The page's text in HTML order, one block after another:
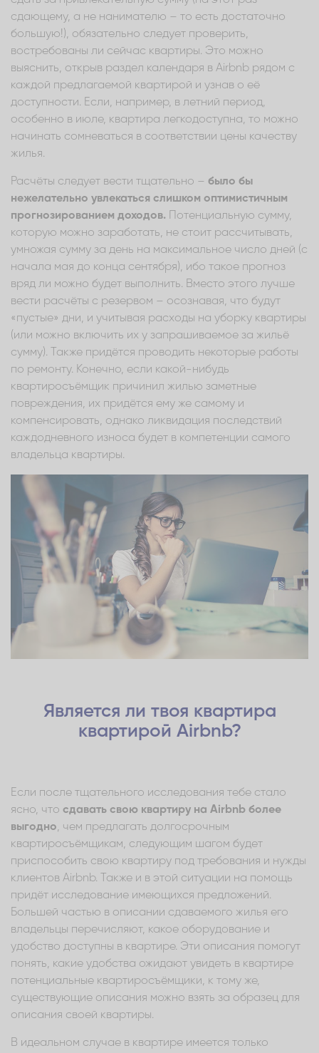
сдающему, а не нанимателю – то есть достаточно
большую!), обязательно следует проверить,
востребованы ли сейчас квартиры. Это можно
выяснить, открыв раздел календаря в Airbnb рядом с
каждой предлагаемой квартирой и узнав о её
доступности. Если, например, в летний период,
особенно в июле, квартира легкодоступна, то можно
начинать сомневаться в соответствии цены качеству
жилья.
Расчёты следует вести тщательно – было бы
нежелательно увлекаться слишком оптимистичным
прогнозированием доходов. Потенциальную сумму,
которую можно заработать, не стоит рассчитывать,
умножая сумму за день на максимальное число дней (с
начала мая до конца сентября), ибо такое прогноз
вряд ли можно будет выполнить. Вместо этого лучше
вести расчёты с резервом – осознавая, что будут
«пустые» дни, и учитывая расходы на уборку квартиры
(или можно включить их у запрашиваемое за жильё
сумму). Также придётся проводить некоторые работы
по ремонту. Конечно, если какой-нибудь
квартиросъёмщик причинил жилью заметные
повреждения, их придётся ему же самому и
компенсировать, однако ликвидация последствий
каждодневного износа будет в компетенции самого
владельца квартиры.
Является ли твоя квартира
квартирой Airbnb?
Если после тщательного исследования тебе стало
ясно, что сдавать свою квартиру на Airbnb более
выгодно, чем предлагать долгосрочным
квартиросъёмщикам, следующим шагом будет
приспособить свою квартиру под требования и нужды
клиентов Airbnb. Также и в этой ситуации на помощь
придёт исследование имеющихся предложений.
Большей частью в описании сдаваемого жилья его
владельцы перечисляют, какое оборудование и
удобство доступны в квартире. Эти описания помогут
понять, какие удобства ожидают увидеть в квартире
потенциальные квартиросъёмщики, к тому же,
существующие описания можно взять за образец для
описания своей квартиры.
В идеальном случае в квартире имеется только